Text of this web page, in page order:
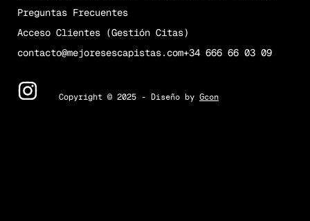
Preguntas Frecuentes
Acceso Clientes (Gestión Citas)
contacto@mejoresescapistas.com+34 666 66 03 09
Copyright © 2025 - Diseño by Gcon